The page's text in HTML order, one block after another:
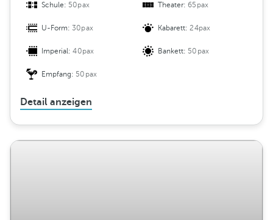
Schule: 50pax Theater:65pax
U-Form:30pax Kabarett:24pax
Imperial:40pax Bankett: 50pax
Empfang: 50pax
Detail anzeigen